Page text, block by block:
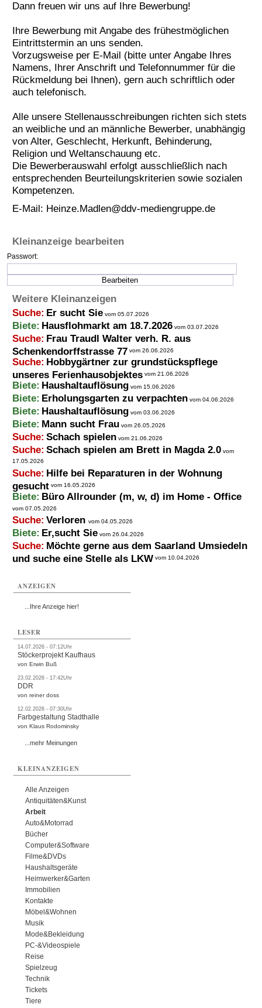
Dann freuen wir uns auf Ihre Bewerbung!
Ihre Bewerbung mit Angabe des frühestmöglichen
Eintrittstermin an uns senden.
Vorzugsweise per E-Mail (bitte unter Angabe Ihres
Namens, Ihrer Anschrift und Telefonnummer für die
Rückmeldung bei Ihnen), gern auch schriftlich oder
auch telefonisch.
Alle unsere Stellenausschreibungen richten sich stets
an weibliche und an männliche Bewerber, unabhängig
von Alter, Geschlecht, Herkunft, Behinderung,
Religion und Weltanschauung etc.
Die Bewerberauswahl erfolgt ausschließlich nach
entsprechenden Beurteilungskriterien sowie sozialen
Kompetenzen.
E-Mail: Heinze.Madlen@ddv-mediengruppe.de
Kleinanzeige bearbeiten
Passwort:
Weitere Kleinanzeigen
Suche: Er sucht Sie vom 05.07.2026
Biete: Hausflohmarkt am 18.7.2026 vom 03.07.2026
Suche: Frau Traudl Walter verh. R. aus
Schenkendorffstrasse 77 vom 26.06.2026
Suche: Hobbygärtner zur grundstückspflege
unseres Ferienhausobjektes vom 21.06.2026
Biete: Haushaltauflösung vom 15.06.2026
Biete: Erholungsgarten zu verpachten vom 04.06.2026
Biete: Haushaltauflösung vom 03.06.2026
Biete: Mann sucht Frau vom 26.05.2026
Suche: Schach spielen vom 21.06.2026
Suche: Schach spielen am Brett in Magda 2.0 vom
17.05.2026
Suche: Hilfe bei Reparaturen in der Wohnung
gesucht vom 16.05.2026
Biete: Büro Allrounder (m, w, d) im Home - Office
vom 07.05.2026
Suche: Verloren vom 04.05.2026
Biete: Er,sucht Sie vom 26.04.2026
Suche: Möchte gerne aus dem Saarland Umsiedeln
und suche eine Stelle als LKW vom 10.04.2026
ANZEIGEN
...Ihre Anzeige hier!
LESER
14.07.2026 - 07:12Uhr
Stöckerprojekt Kaufhaus
von Erwin Buß
23.02.2026 - 17:42Uhr
DDR
von reiner doss
12.02.2026 - 07:30Uhr
Farbgestaltung Stadthalle
von Klaus Rodominsky
...mehr Meinungen
KLEINANZEIGEN
Alle Anzeigen
Antiquitäten&Kunst
Arbeit
Auto&Motorrad
Bücher
Computer&Software
Filme&DVDs
Haushaltsgeräte
Heimwerker&Garten
Immobilien
Kontakte
Möbel&Wohnen
Musik
Mode&Bekleidung
PC-&Videospiele
Reise
Spielzeug
Technik
Tickets
Tiere